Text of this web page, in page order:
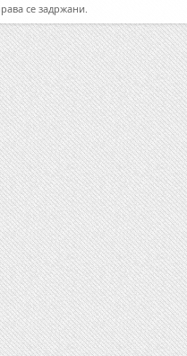
се задржани.